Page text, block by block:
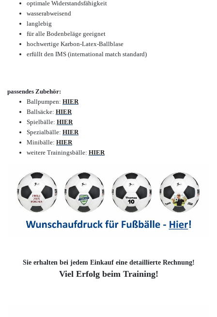
optimale Widerstandsfähigkeit
wasserabweisend
langlebig
für alle Bodenbeläge geeignet
hochwertige Karbon-Latex-Ballblase
erfüllt den IMS (international match standard)
passendes Zubehör:
Ballpumpen: HIER
Ballsäcke: HIER
Spielbälle: HIER
Spezialbälle: HIER
Minibälle: HIER
weitere Trainingsbälle: HIER
Sie erhalten bei jedem Einkauf eine detaillierte Rechnung!
Viel Erfolg beim Training!